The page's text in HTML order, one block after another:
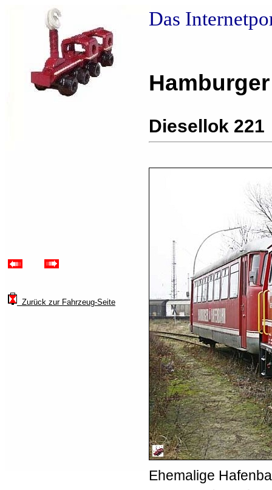
Zurück zur Fahrzeug-Seite
Das
Diesellok 221
Ehemalige